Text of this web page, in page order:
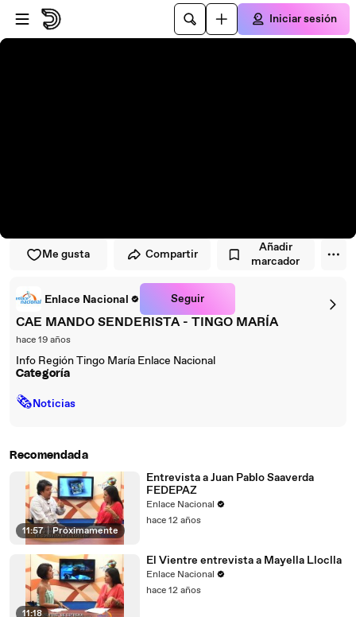
Saltar al reproductor
Saltar al contenido principal
Iniciar sesión
Me gusta Compartir
Añadir
marcador
Enlace Nacional Seguir
CAE MANDO SENDERISTA - TINGO MARÍA
hace 19 años
Info Región Tingo María Enlace Nacional
Categoría
🗞Noticias
Recomendada
11:57 | Próximamente
Entrevista a Juan Pablo Saaverda
FEDEPAZ
Enlace Nacional
hace 12 años
11:18
El Vientre entrevista a Mayella Lloclla
Enlace Nacional
hace 12 años